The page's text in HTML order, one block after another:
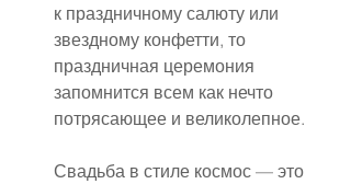
к праздничному салюту или
звездному конфетти, то
праздничная церемония
запомнится всем как нечто
потрясающее и великолепное.
Свадьба в стиле космос — это